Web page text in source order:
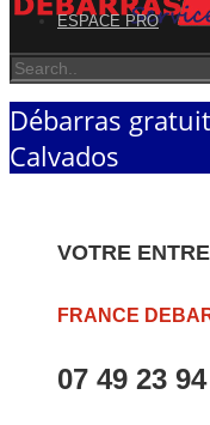
ESPACE PRO
Débarras
Calvados
VOTRE
FRANCE
07 49 23